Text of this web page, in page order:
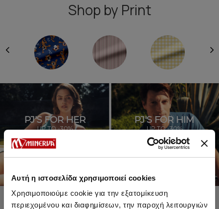
Αυτή η ιστοσελίδα χρησιμοποιεί cookies
Χρησιμοποιούμε cookie για την εξατομίκευση
περιεχομένου και διαφημίσεων, την παροχή λειτουργιών
Shop by Print
PJ'S FOR HER
UP TO -30%
SHOP SALE
PJ'S FOR HIM
UP TO -30%
SHOP SALE